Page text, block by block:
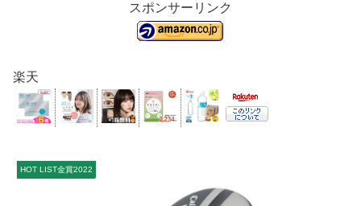
スポンサーリンク
楽天
HOT LIST金賞2022